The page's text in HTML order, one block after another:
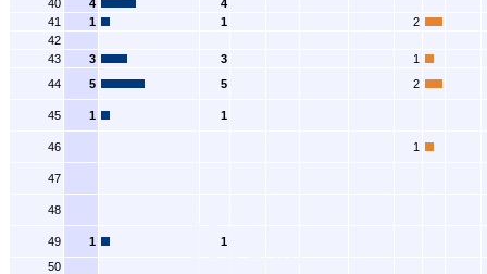
40
4
4
41
1 1
2
42
43
3 3
1
44
5 5 2
45 1 1
46 1
47
48
49 1
1
50